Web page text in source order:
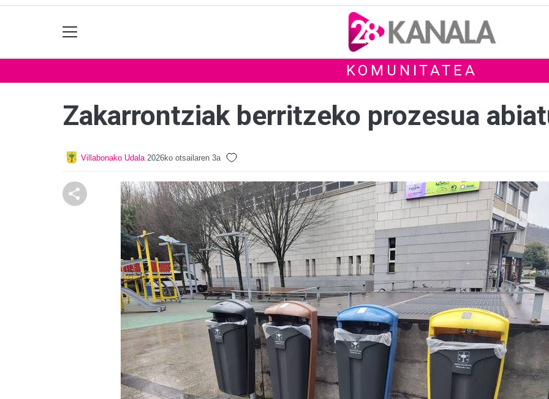
KOMUNITATEA
Zakarrontziak berritzeko prozesua
Villabonako Udala 2026ko otsailaren 3a